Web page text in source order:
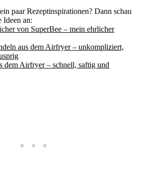
paar Rezeptinspirationen? Dann schau
Ideen an:
von SuperBee – mein ehrlicher
aus dem Airfryer – unkompliziert,
dem Airfryer – schnell, saftig und